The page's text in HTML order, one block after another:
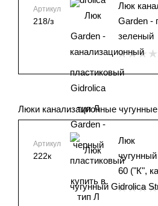
Артикул
218/з
Люк
Garden -
зеленый
Люки канализационные
Артикул
222к
Люк
60 ("К",